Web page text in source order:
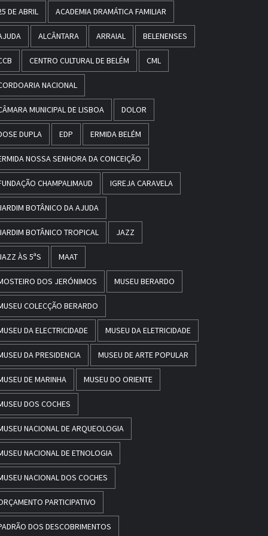
DE ABRIL ACADEMIA DRAMÁTICA FAMILIAR
ALCÂNTARA ARRAIAL BELENENSES
CENTRO CULTURAL DE BELÉM CML
NACIONAL
MUNICIPAL DE LISBOA DOLOR
DUPLA EDP ERMIDA BELÉM
NOSSA SENHORA DA CONCEIÇÃO
CHAMPALIMAUD IGREJA CARAVELA
BOTÂNICO DA AJUDA
BOTÂNICO TROPICAL JAZZ
ÀS 5ªS MAAT
DOS JERÓNIMOS MUSEU BERARDO
COLECÇÃO BERARDO
DA ELECTRICIDADE MUSEU DA ELETRICIDADE
DA PRESIDENCIA MUSEU DE ARTE POPULAR
DE MARINHA MUSEU DO ORIENTE
DOS COCHES
NACIONAL DE ARQUEOLOGIA
NACIONAL DE ETNOLOGIA
NACIONAL DOS COCHES
PARTICIPATIVO
DOS DESCOBRIMENTOS